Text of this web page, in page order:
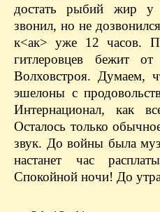
достать рыбий жир у
звонил, но не
к<ак> уже 12 часов.
гитлеровцев бежит
Волховстроя. Думаем,
эшелоны с
Интернационал, как
Осталось только
звук. До войны была
настанет час
Спокойной ночи! До